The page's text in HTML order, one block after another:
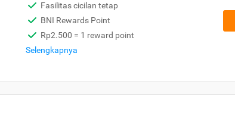
Fasilitas cicilan tetap
BNI Rewards Point
Rp2.500 = 1 reward point
Selengkapnya